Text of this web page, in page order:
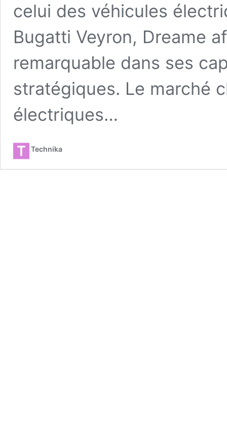
celui des véhicules
Bugatti Veyron, Dreame
remarquable dans ses
stratégiques. Le marché
électriques…
Technika